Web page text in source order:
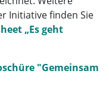
Initiative finden Sie
„Es geht
"Gemeinsam